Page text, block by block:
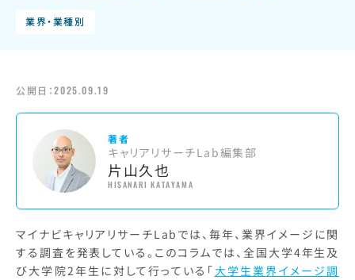
業界・業種別
公開日：2025.09.19
著者
キャリアリサーチLab編集部
片山久也
HISANARI KATAYAMA
マイナビキャリアリサーチLabでは、毎年、業界イメージに関
する調査を発表している。このコラムでは、全国大学4年生及
び大学院2年生に対して行っている「 大学生業界イメージ調